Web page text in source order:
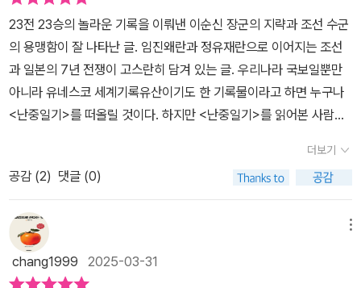
글들에 도움을 받아야하는하죠. 책을 쓴 이진이선생님도 많은 이들
이 영웅 이순신은 기억하면서 그의 소중한 기록인 난중일기를 읽어본
이들이 많이 없는것에 안타까워하면서 글을 쓰셨다고 해요. 직접 원
전을 읽기는 힘들지만 이 책을 통해서 원전의 내용을 조금씩 알아가
보는 기회가 되었으면 좋겠어요. 책속에 원전이 잘 풀이가 되어있어
요. 글씨체가 다르게되어있어서 금방 찾을수가 있답니다. 너무 옛스
러운 표현이 아니라 초등학생들이 금방 이해를 할수있는 표현들로 재
구성이 되어서 이순신장군이 일기를 쓸때 마음을 알수 있어요. 중간
그런 일기를 쓰게되었는지 설명도 잘 되어있어서 역사공부는 덤이랍
니다. 중간중간에 잘 알지못하던 내용들도 담겨있어요. 모두 일기에
바탕을 둔 내용들이라 믿음이 가죠. 전쟁을 하면서 얼마나 고단하고
힘들었는지를 잘 보여주는 부분이라고 생각해요. 전쟁에서 멋지게만
23전 23승의 놀라운 기록을 이뤄낸 이순신 장군의 지략과 조선 수군
의 용맹함이 잘 나타난 글. 임진왜란과 정유재란으로 이어지는 조선
과 일본의 7년 전쟁이 고스란히 담겨 있는 글. 우리나라 국보일뿐만
아니라 유네스코 세계기록유산이기도 한 기록물이라고 하면 누구나
<난중일기>를 떠올릴 것이다. 하지만 <난중일기>를 읽어본 사람은
나이다. 책과함께어린이에서 나온 <이순신의 마음속 기록 난중일기>
는 그래서 반갑다. 원문을 충실하게 편집하여 이해하기 쉽게 배경지
식과 함께 실어놓아 어린이는 물론 어른들이 읽기에도 손색이 없다.
난중일기-전란 중에 쓴 일기답게 전쟁 상황, 전투 준비 상황, 그날의
업무 내용, 약속과 회의 내용, 군량미 생산을 위해 소를 들여온 내용,
소금과 메주를 준비한 내용, 병사들에게 의복을 내린 내용, 애쓴 부하
더보기
공감 (2) 댓글 (0)
chang1999 2025-03-31